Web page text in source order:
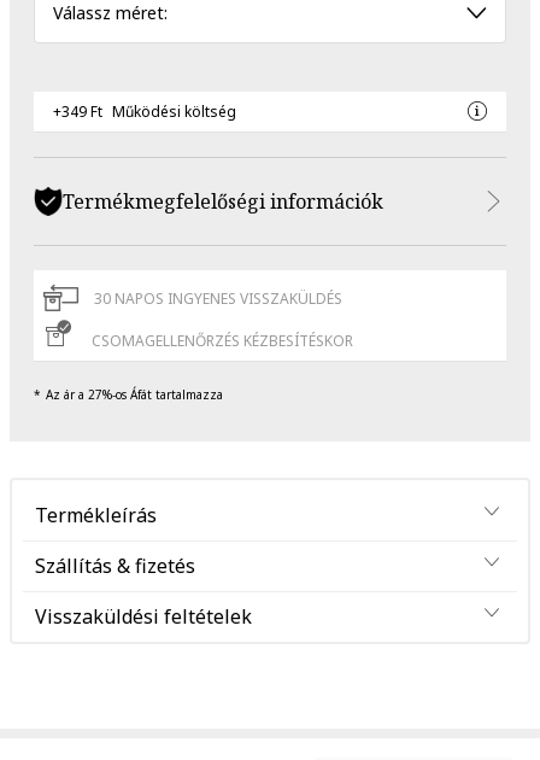
Válassz méret:
+349 Ft Működési költség
Termékmegfelelőségi információk
30 NAPOS INGYENES VISSZAKÜLDÉS
CSOMAGELLENŐRZÉS KÉZBESÍTÉSKOR
Az ár a 27%-os Áfát tartalmazza
Termékleírás
Szállítás & fizetés
Visszaküldési feltételek